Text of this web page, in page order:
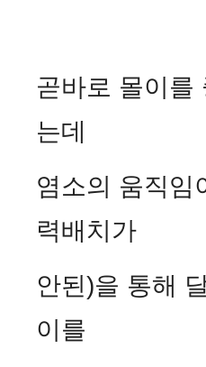
곧바로 몰이를
는데
염소의 움직임
력배치가
안된)을 통해
이를